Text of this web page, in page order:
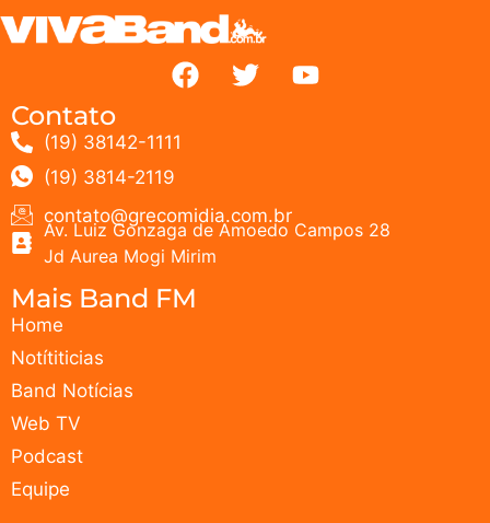
Contato
(19) 38142-1111
(19) 3814-2119
contato@grecomidia.com.br
Av. Luiz Gonzaga de Amoedo Campos 28
Jd Aurea Mogi Mirim
Mais Band FM
Home
Notítiticias
Band Notícias
Web TV
Podcast
Equipe